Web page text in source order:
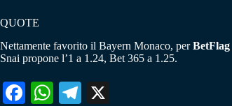
QUOTE
Nettamente favorito il Bayern Monaco, perBetFlag
Snai propone l’1 a 1.24, Bet 365 a 1.25.
Fa W
Te